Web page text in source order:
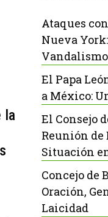
la
Ataques
Nueva
El Papa
a México:
El Consejo
Reunión de
Situación
Concejo de
Oración,
Laicidad